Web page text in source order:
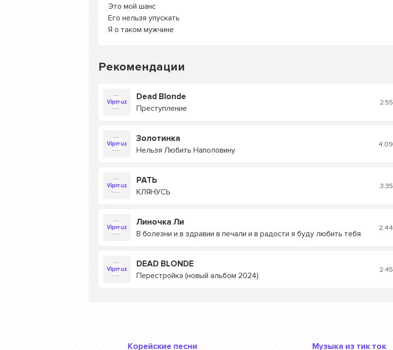
Это мой шанс
Его нельзя упускать
Я о таком мужчине
Рекомендации
Dead Blonde
Преступление
2:55
Золотинка
Нельзя Любить Наполовину
4:09
РАТЬ
КЛЯНУСЬ
3:35
Линочка Ли
В болезни и в здравии в печали и в радости я буду любить тебя
2:44
DEAD BLONDE
Перестройка (новый альбом 2024)
2:45
Корейские песни Музыка из тик ток